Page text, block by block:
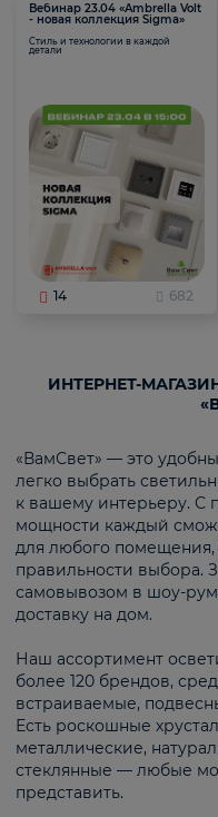
Вебинар 23.04 «Ambrella Volt
- новая коллекция Sigma»
Стиль и технологии в каждой
детали
14 682
ИНТЕРНЕТ-
«ВамСвет» — это
легко выбрать
к вашему интерьеру. С
мощности каждый
для любого помещения,
правильности выбора.
самовывозом в шоу-
доставку на дом.
Наш ассортимент
более 120 брендов,
встраиваемые,
Есть роскошные
металлические,
стеклянные — любые
представить.